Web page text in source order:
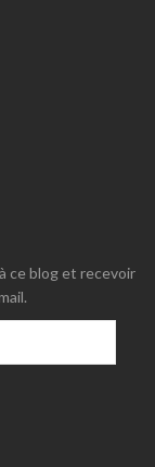
ce blog et recevoir